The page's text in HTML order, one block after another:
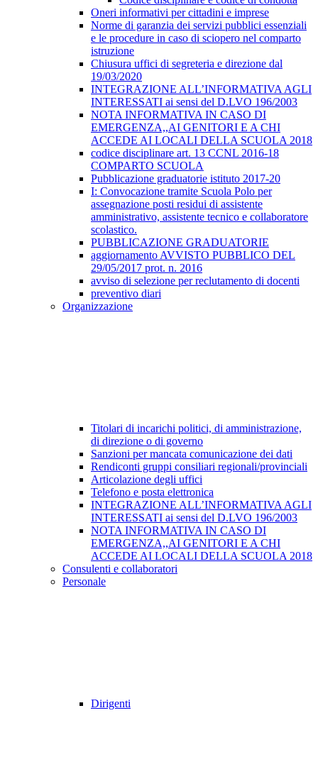
Oneri informativi per cittadini e imprese
Norme di garanzia dei servizi pubblici essenziali
e le procedure in caso di sciopero nel comparto
istruzione
Chiusura uffici di segreteria e direzione dal
19/03/2020
INTEGRAZIONE ALL’INFORMATIVA AGLI
INTERESSATI ai sensi del D.LVO 196/2003
NOTA INFORMATIVA IN CASO DI
EMERGENZA,,AI GENITORI E A CHI
ACCEDE AI LOCALI DELLA SCUOLA 2018
codice disciplinare art. 13 CCNL 2016-18
COMPARTO SCUOLA
Pubblicazione graduatorie istituto 2017-20
I: Convocazione tramite Scuola Polo per
assegnazione posti residui di assistente
amministrativo, assistente tecnico e collaboratore
scolastico.
PUBBLICAZIONE GRADUATORIE
aggiornamento AVVISTO PUBBLICO DEL
29/05/2017 prot. n. 2016
avviso di selezione per reclutamento di docenti
preventivo diari
Organizzazione
Titolari di incarichi politici, di amministrazione,
di direzione o di governo
Sanzioni per mancata comunicazione dei dati
Rendiconti gruppi consiliari regionali/provinciali
Articolazione degli uffici
Telefono e posta elettronica
INTEGRAZIONE ALL’INFORMATIVA AGLI
INTERESSATI ai sensi del D.LVO 196/2003
NOTA INFORMATIVA IN CASO DI
EMERGENZA,,AI GENITORI E A CHI
ACCEDE AI LOCALI DELLA SCUOLA 2018
Consulenti e collaboratori
Personale
Dirigenti